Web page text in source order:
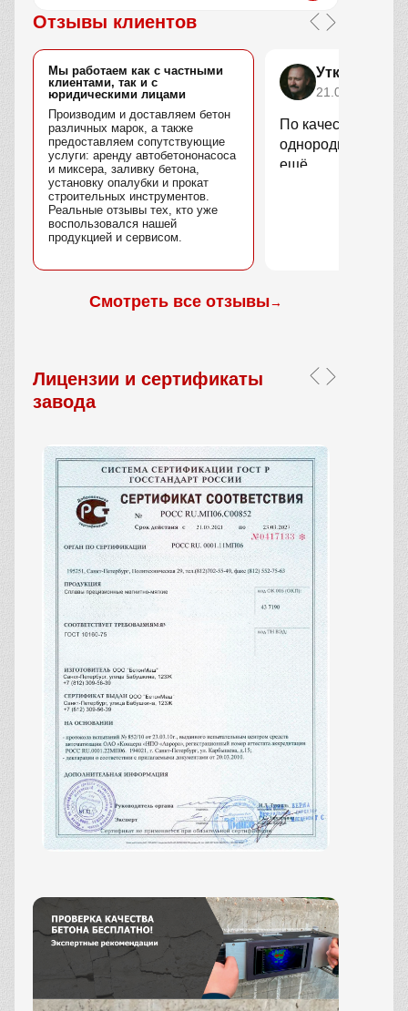
Отзывы клиентов
Мы работаем как с частными
клиентами, так и с
юридическими лицами
Производим и доставляем бетон
различных марок, а также
предоставляем сопутствующие
услуги: аренду автобетононасоса
и миксера, заливку бетона,
установку опалубки и прокат
строительных инструментов.
Реальные отзывы тех, кто уже
воспользовался нашей
продукцией и сервисом.
Уткин
21.04.2025
По качеству
однородный, без
ещё.
Смотреть все отзывы→
Лицензии и сертификаты
завода